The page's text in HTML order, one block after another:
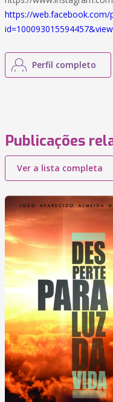
https://web.facebook.com/
Perfil completo
Publicações
Ver a lista completa